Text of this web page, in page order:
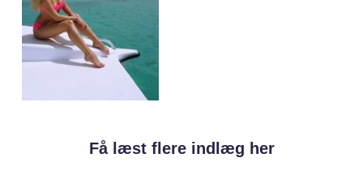
Få læst flere indlæg her